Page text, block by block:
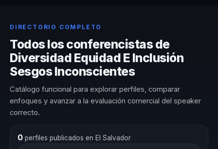
DIRECTORIO COMPLETO
Todos los conferencistas de
Diversidad Equidad E Inclusión
Sesgos Inconscientes
Catálogo funcional para explorar perfiles, comparar
enfoques y avanzar a la evaluación comercial del speaker
correcto.
0perfiles publicados en El Salvador